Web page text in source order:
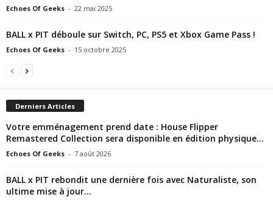
Echoes Of Geeks - 22 mai 2025
BALL x PIT déboule sur Switch, PC, PS5 et Xbox Game Pass !
Echoes Of Geeks - 15 octobre 2025
Derniers Articles
Votre emménagement prend date : House Flipper
Remastered Collection sera disponible en édition physique...
Echoes Of Geeks - 7 août 2026
BALL x PIT rebondit une dernière fois avec Naturaliste, son
ultime mise à jour...